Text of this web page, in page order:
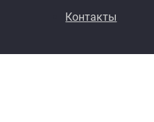
Контакты